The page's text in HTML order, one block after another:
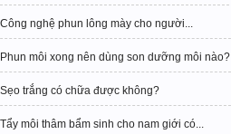
Công nghệ phun lông mày cho người...
Phun môi xong nên dùng son dưỡng môi nào?
Sẹo trắng có chữa được không?
Tẩy môi thâm bẩm sinh cho nam giới có...